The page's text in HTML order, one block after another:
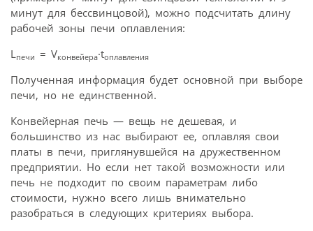
минут для бессвинцовой), можно подсчитать длину
рабочей зоны печи оплавления:
Lпечи = Vконвейера·tоплавления
Полученная информация будет основной при выборе
печи, но не единственной.
Конвейерная печь — вещь не дешевая, и
большинство из нас выбирают ее, оплавляя свои
платы в печи, приглянувшейся на дружественном
предприятии. Но если нет такой возможности или
печь не подходит по своим параметрам либо
стоимости, нужно всего лишь внимательно
разобраться в следующих критериях выбора.